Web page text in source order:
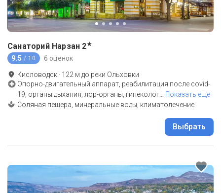
Санаторий Нарзан 2★
9.5 / 10 6 оценок
Кисловодск · 122 м до реки Ольховки
Опорно-двигательный аппарат, реабилитация после covid-
19, органы дыхания, лор-органы, гинеколог… Показать еще
Соляная пещера, минеральные воды, климатолечение
Выбрать